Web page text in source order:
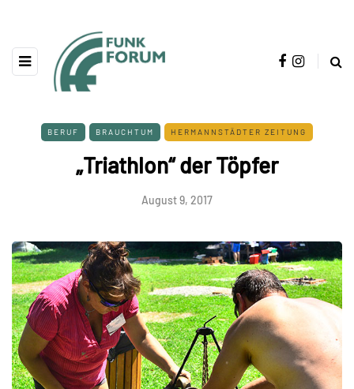
BERUF BRAUCHTUM HERMANNSTÄDTER ZEITUNG
„Triathlon“ der Töpfer
August 9, 2017